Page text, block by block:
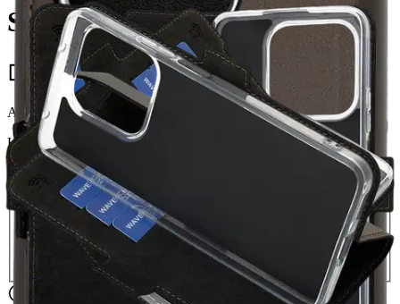
Smart, Taupe
16,96 €
Asiakasomistajahinta
Hinta ilman S-Etukorttia:
Verkkokaupan hinta
Valitse toimitustapa
Nouto myymälästä
Ilmainen
Siirry valitsemaan myymälä
Kotiin tai noutopisteeseen
Alk. 0 €